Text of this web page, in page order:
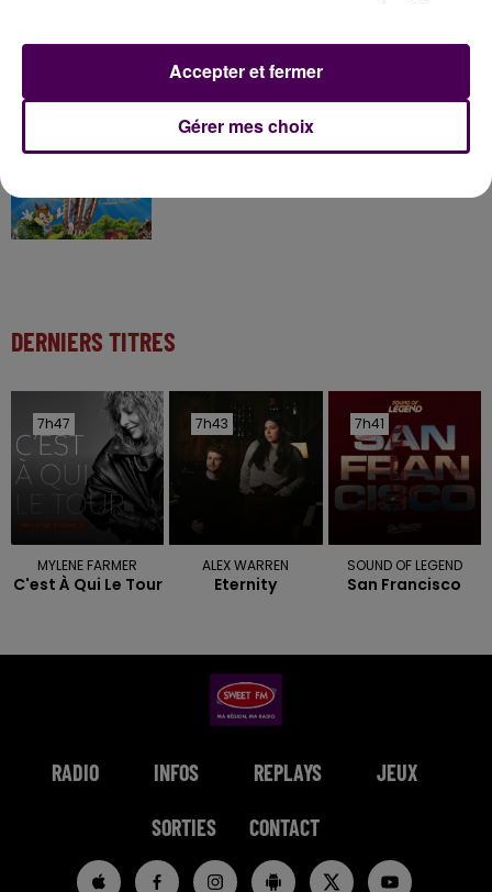
Inscrivez-vous au casting The Voice & The Voice
Kids !
DERNIERS TITRES
7h47
7h47
MYLENE FARMER
C'est À Qui Le Tour
7h43
7h43
ALEX WARREN
Eternity
7h41
7h41
SOUND OF LEGEND
San Francisco
RADIO INFOS REPLAYS JEUX
SORTIES CONTACT
Gérer mes choix
Accepter et fermer